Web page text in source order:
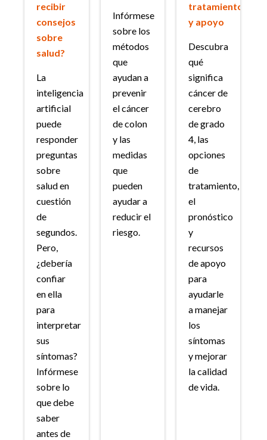
recibir
consejos
sobre
salud?
La
inteligencia
artificial
puede
responder
preguntas
sobre
salud en
cuestión
de
segundos.
Pero,
¿debería
confiar
en ella
para
interpretar
sus
síntomas?
Infórmese
sobre lo
que debe
saber
antes de
Infórmese
sobre los
métodos
que
ayudan a
prevenir
el cáncer
de colon
y las
medidas
que
pueden
ayudar a
reducir el
riesgo.
tratamiento
y apoyo
Descubra
qué
significa
cáncer de
cerebro
de grado
4, las
opciones
de
tratamiento,
el
pronóstico
y
recursos
de apoyo
para
ayudarle
a manejar
los
síntomas
y mejorar
la calidad
de vida.